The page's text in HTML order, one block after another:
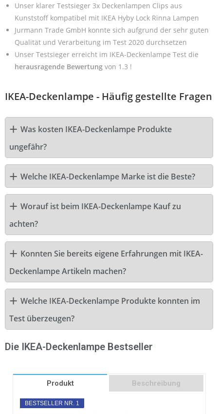
Unser klarer Testsieger 3x Deckenlampen Clips aus
Kunststoff kompatibel mit IKEA Hyby Lock Rinna Lampen
Jurmann Trade GmbH konnte sich aufgrund der sehr guten
Qualität und Verarbeitung im Test 2020 durchsetzen
Unser Testsieger erreicht im IKEA-Deckenlampe Test die
herausragende Bewertung von 1.3 !
IKEA-Deckenlampe - Häufig gestellte Fragen
Was kosten IKEA-Deckenlampe Produkte
ungefähr?
Welche IKEA-Deckenlampe Marke ist die Beste?
Worauf ist beim IKEA-Deckenlampe Kauf zu
achten?
Konnten Sie bereits eigene Erfahrungen mit IKEA-
Deckenlampe Artikeln machen?
Welche IKEA-Deckenlampe Produkte konnten im
Test überzeugen?
Die IKEA-Deckenlampe Bestseller
Produkt Beschreibung
BESTSELLER NR. 1